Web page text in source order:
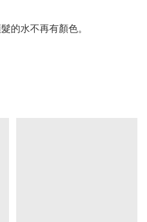
的水不再有顏色。